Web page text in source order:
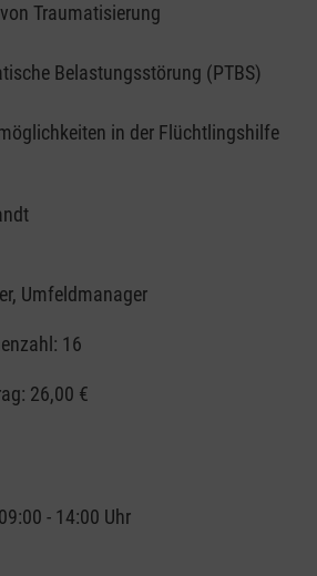
Traumatisierung
Belastungsstörung (PTBS)
in der Flüchtlingshilfe
Umfeldmanager
16
26,00 €
- 14:00 Uhr